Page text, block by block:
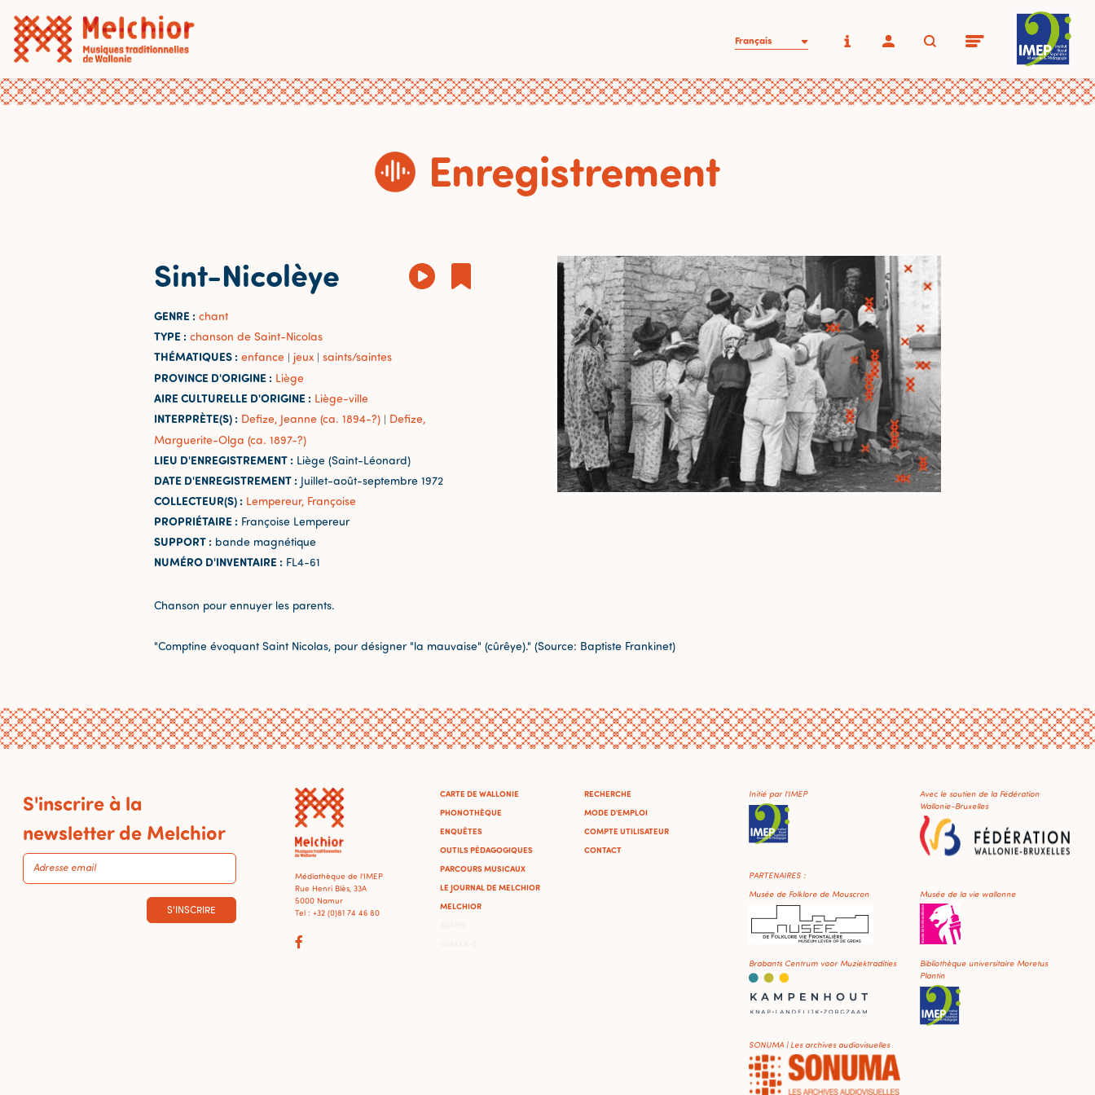
Français
Enregistrement
Sint-Nicolèye
GENRE : chant
TYPE : chanson de Saint-Nicolas
THÉMATIQUES : enfance | jeux | saints/saintes
PROVINCE D'ORIGINE : Liège
AIRE CULTURELLE D'ORIGINE : Liège-ville
INTERPRÈTE(S) : Defize, Jeanne (ca. 1894-?) | Defize,
Marguerite-Olga (ca. 1897-?)
LIEU D'ENREGISTREMENT : Liège (Saint-Léonard)
DATE D'ENREGISTREMENT : Juillet-août-septembre 1972
COLLECTEUR(S) : Lempereur, Françoise
PROPRIÉTAIRE : Françoise Lempereur
SUPPORT : bande magnétique
NUMÉRO D'INVENTAIRE : FL4-61
Chanson pour ennuyer les parents.
"Comptine évoquant Saint Nicolas, pour désigner "la mauvaise" (cûrêye)." (Source: Baptiste Frankinet)
S'inscrire à la
newsletter de Melchior
S'INSCRIRE
Médiathèque de l'IMEP
Rue Henri Blès, 33A
5000 Namur
Tel : +32 (0)81 74 46 80
CARTE DE WALLONIE
PHONOTHÈQUE
ENQUÊTES
OUTILS PÉDAGOGIQUES
PARCOURS MUSICAUX
LE JOURNAL DE MELCHIOR
MELCHIOR
RECHERCHE
MODE D'EMPLOI
COMPTE UTILISATEUR
CONTACT
Initié par l'IMEP
Avec le soutien de la Fédération
Wallonie-Bruxelles
PARTENAIRES :
Musée de Folklore de Mouscron
Musée de la vie wallonne
Brabants Centrum voor Muziektradities
Bibliothèque universitaire Moretus
Plantin
SONUMA | Les archives audiovisuelles